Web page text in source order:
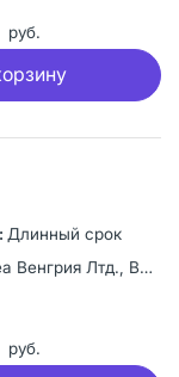
руб.
Длинный срок
Опелла Хелскеа Венгрия Лтд., Венгрия
руб.